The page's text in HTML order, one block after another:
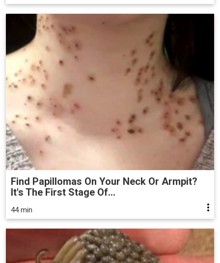
Find Papillomas On Your Neck Or Armpit?
It's The First Stage Of...
44 min